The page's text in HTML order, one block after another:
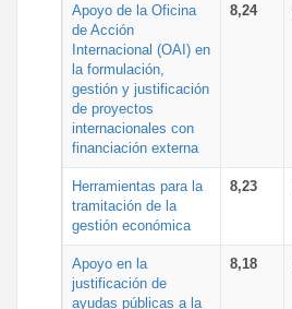
Apoyo de la Oficina
de Acción
Internacional (OAI) en
la formulación,
gestión y justificación
de proyectos
internacionales con
financiación externa
8,24
Herramientas para la
tramitación de la
gestión económica
8,23
Apoyo en la
justificación de
ayudas públicas a la
8,18